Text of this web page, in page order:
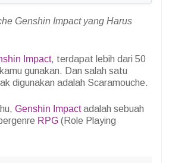
Genshin Impact yang Harus
Impact, terdapat lebih dari 50
gunakan. Dan salah satu
digunakan adalah Scaramouche.
Genshin Impactadalah sebuah
RPG (Role Playing